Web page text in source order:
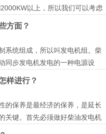
以上，所以我们可以考虑
不同的开采环节，用电量的需
方面？
系统组成，所以叫发电机组。柴
同步发电机发电的一种电源设
投资少、对环境的适应性能较强
样进行？
的保养是最经济的保养，是延长
关键。首先必须做好柴油发电机
情况，及时做好必要的调整和修